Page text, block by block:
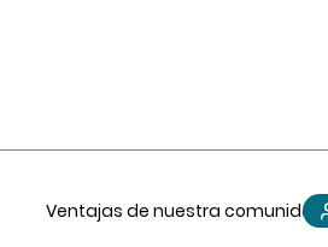
Ventajas de nuestra comunidad